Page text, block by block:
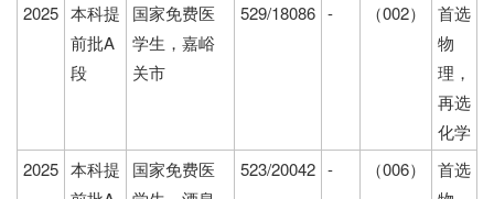
2025 本科提
前批A
段
国家免费医
学生，嘉峪
关市
529/18086 - （002）
首选
物
理，
再选
化学
2025 本科提
国家免费医
523/20042 - （006）
首选